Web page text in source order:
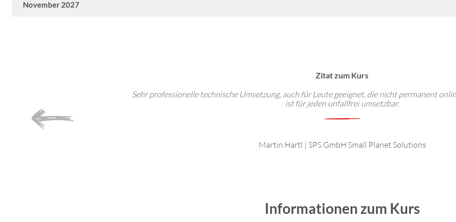
November 2027
Zitat zum Kurs
Sehr professionelle technische Umsetzung, auch für Leute geeignet, die nicht permanent
ist für jeden unfallfrei umsetzbar.
Martin Hartl | SPS GmbH Small Planet Solutions
Informationen zum Kurs